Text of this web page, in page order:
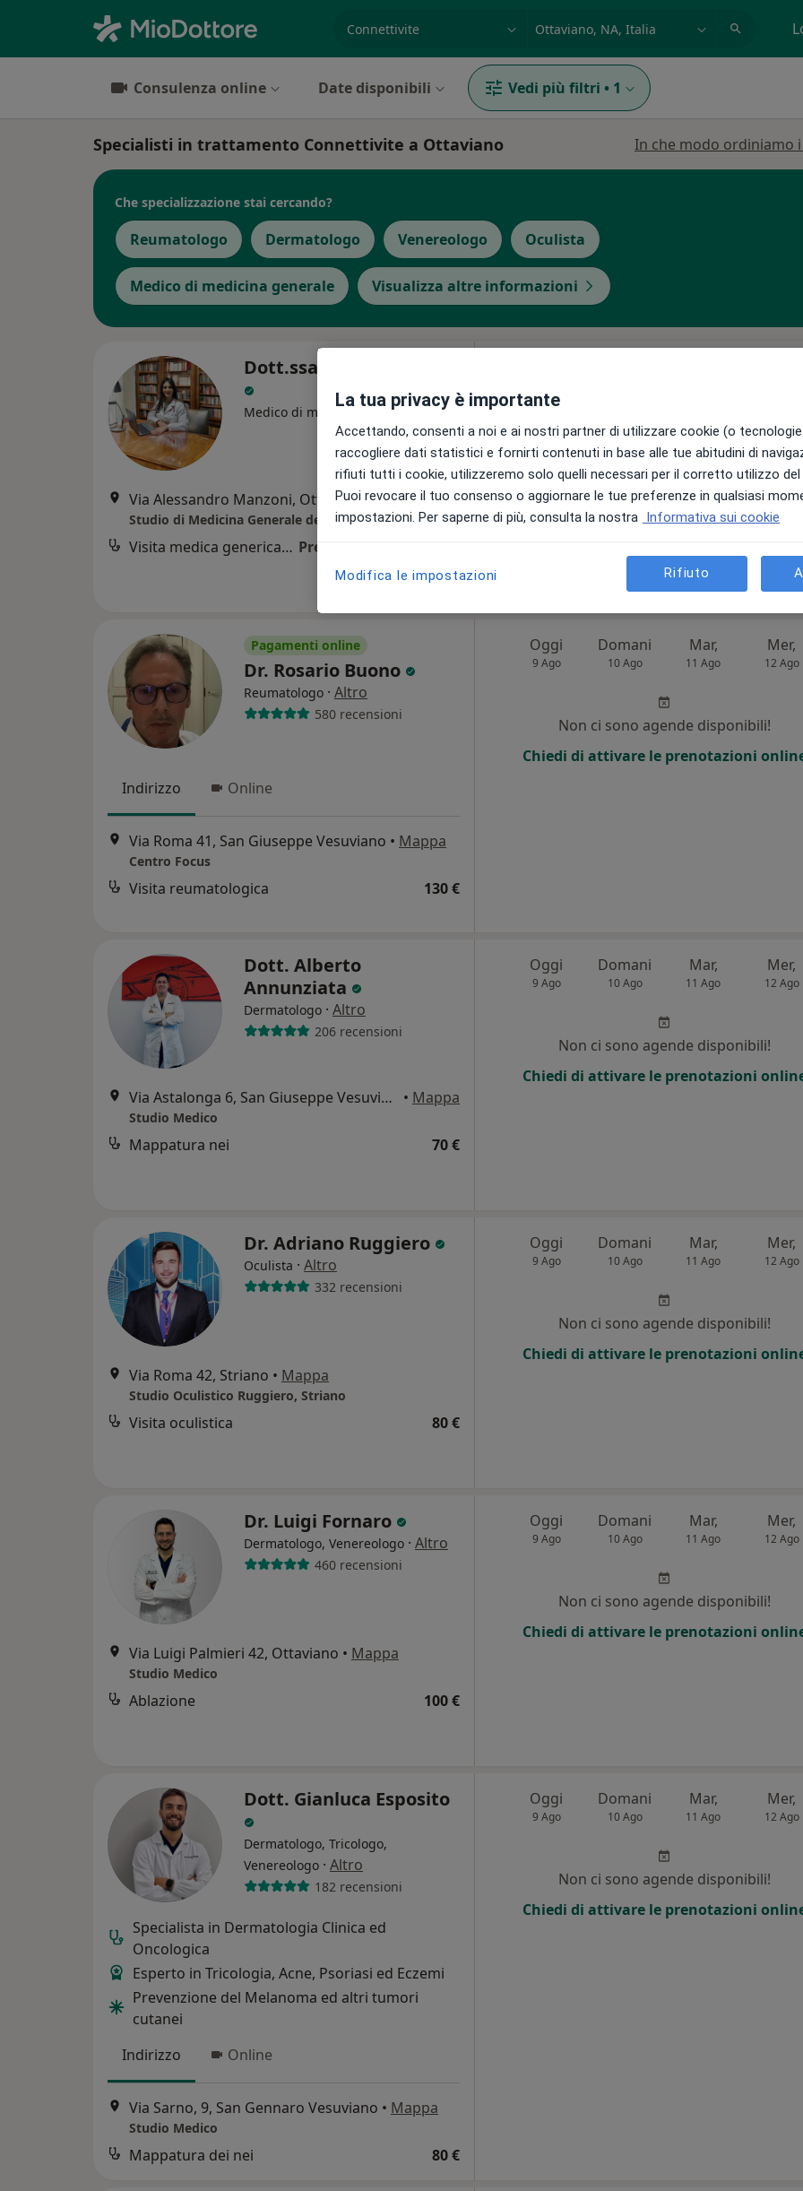
Consulenza online Date disponibili Vedi più filtri • 1
Specialisti in trattamento Connettivite a Ottaviano In che modo ordiniamo
Che specializzazione stai cercando?
Reumatologo Dermatologo Venereologo Oculista
Medico di medicina generale Visualizza altre informazioni
Dott.ssa Anna Giugliano
Medico di medicina generale
Via Alessandro Manzoni, Ottaviano•Mappa
Studio di Medicina Generale della Dott.ssa Anna Giugliano
Visita medica generica in CONVENZIONE Prezzo non disponibile
Non ci sono agende disponibili!
Chiedi di attivare le prenotazioni
Pagamenti online
Dr. Rosario Buono
Reumatologo · Altro
580 recensioni
Indirizzo Online
Via Roma 41, San Giuseppe Vesuviano • Mappa
Centro Focus
Visita reumatologica 130 €
Oggi
9 Ago
Domani
10 Ago
Mar,
11 Ago
Mer,
12 Ago
Non ci sono agende disponibili!
Chiedi di attivare le prenotazioni
Dott. Alberto
Annunziata
Dermatologo · Altro
206 recensioni
Via Astalonga 6, San Giuseppe Vesuviano • Mappa
Studio Medico
Mappatura nei 70 €
Oggi
9 Ago
Domani
10 Ago
Mar,
11 Ago
Mer,
12 Ago
Non ci sono agende disponibili!
Chiedi di attivare le prenotazioni
Dr. Adriano Ruggiero
Oculista · Altro
332 recensioni
Via Roma 42, Striano • Mappa
Studio Oculistico Ruggiero, Striano
Visita oculistica 80 €
Oggi
9 Ago
Domani
10 Ago
Mar,
11 Ago
Mer,
12 Ago
Non ci sono agende disponibili!
Chiedi di attivare le prenotazioni
Dr. Luigi Fornaro
Dermatologo, Venereologo · Altro
460 recensioni
Via Luigi Palmieri 42, Ottaviano • Mappa
Studio Medico
Ablazione 100 €
Oggi
9 Ago
Domani
10 Ago
Mar,
11 Ago
Mer,
12 Ago
Non ci sono agende disponibili!
Chiedi di attivare le prenotazioni
Dott. Gianluca Esposito
Dermatologo, Tricologo,
Venereologo · Altro
182 recensioni
Specialista in Dermatologia Clinica ed
Oncologica
Esperto in Tricologia, Acne, Psoriasi ed Eczemi
Prevenzione del Melanoma ed altri tumori
cutanei
Indirizzo
Online
Via Sarno, 9, San Gennaro Vesuviano • Mappa
Studio Medico
Mappatura dei nei 80 €
Oggi
9 Ago
Domani
10 Ago
Mar,
11 Ago
Mer,
12 Ago
Non ci sono agende disponibili!
Chiedi di attivare le prenotazioni
La tua privacy è importante
Accettando, consenti a noi e ai nostri partner di utilizzare cookie (o
raccogliere dati statistici e fornirti contenuti in base alle tue abitudini di
rifiuti tutti i cookie, utilizzeremo solo quelli necessari per il corretto utilizzo
Puoi revocare il tuo consenso o aggiornare le tue preferenze in qualsiasi
impostazioni. Per saperne di più, consulta la nostra Informativa sui cookie
Modifica le impostazioni Rifiuto